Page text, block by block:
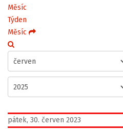
Měsíc
Týden
Měsíc
pátek, 30. červen 2023